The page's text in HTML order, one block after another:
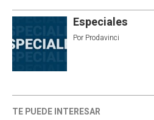
Especiales
Por Prodavinci
TE PUEDE INTERESAR